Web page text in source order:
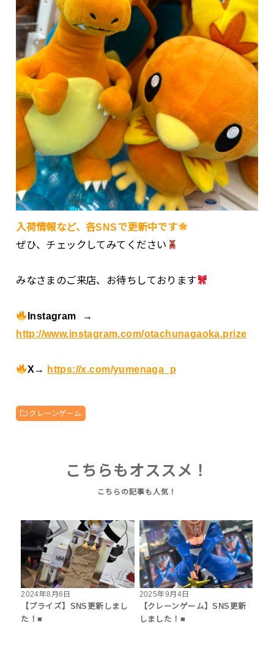
入荷情報など、各SNSで更新中です
ぜひ、チェックしてみてください
みなさまのご来店、お待ちしております
Instagram →
http://www.instagram.com/otachunagaoka.prize
X→ https://x.com/yumenaga_p
クレーンゲーム
こちらもオススメ！
2024年8月6日
【プライズ】SNS更新しまし
た！■
2025年9月4日
【クレーンゲーム】SNS更新
しました！■